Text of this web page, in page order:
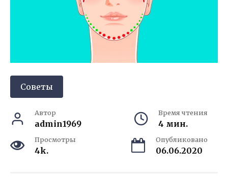
Советы
Автор
admin1969
Время чтения
4 мин.
Просмотры
4k.
Опубликовано
06.06.2020